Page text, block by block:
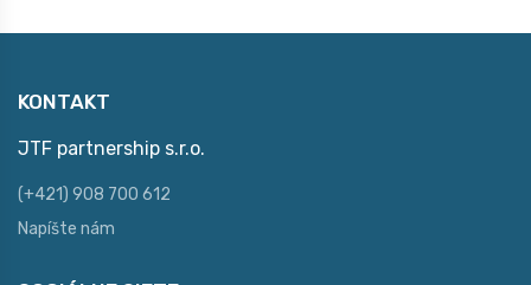
KONTAKT
JTF partnership s.r.o.
(+421) 908 700 612
Napíšte nám